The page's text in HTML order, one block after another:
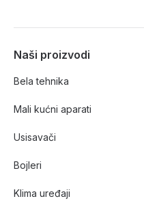
Naši proizvodi
Bela tehnika
Mali kućni aparati
Usisavači
Bojleri
Klima uređaji